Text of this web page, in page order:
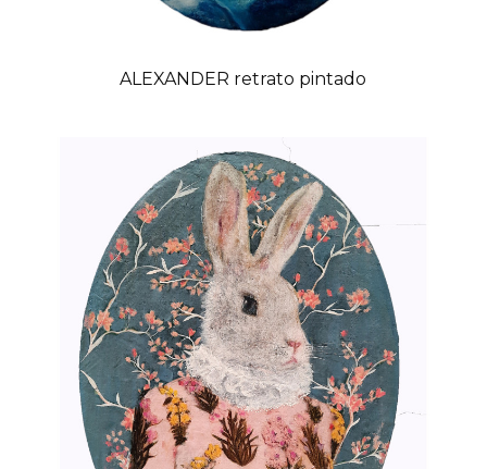
ALEXANDER retrato pintado